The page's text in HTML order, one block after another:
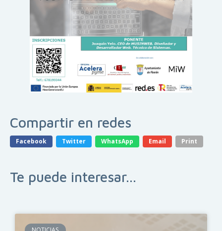
Compartir en redes
Facebook Twitter WhatsApp Email Print
Te puede interesar...